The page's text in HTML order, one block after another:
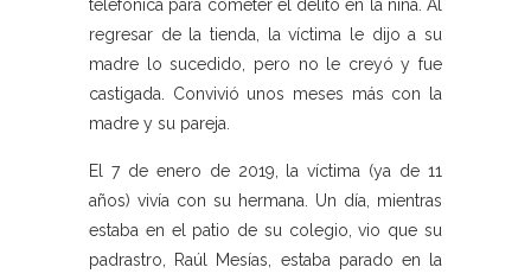
telefónica para cometer el delito en la niña. Al
regresar de la tienda, la víctima le dijo a su
madre lo sucedido, pero no le creyó y fue
castigada. Convivió unos meses más con la
madre y su pareja.
El 7 de enero de 2019, la víctima (ya de 11
años) vivía con su hermana. Un día, mientras
estaba en el patio de su colegio, vio que su
padrastro, Raúl Mesías, estaba parado en la